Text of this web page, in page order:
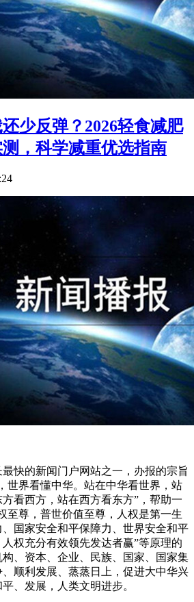
少反弹？2026轻食减肥
，科学减重优选指南
快的新闻门户网站之一，办报的宗旨
世界看懂中华。站在中华看世界，站
看西方，站在西方看东方”，帮助一
至尊，普世价值至尊，人权是第一生
国家安全和平保障力、世界安全和平
权充分有效领先发达者赢”等原理的
、资本、企业、民族、国家、国家集
顺利发展、蒸蒸日上，促进大中华兴
、发展，人类文明进步。